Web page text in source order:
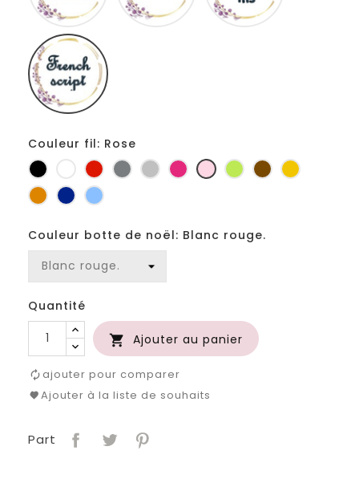
Couleur fil: Rose
Noir BlancRougeGris
foncé
Gris
clair
Fuchsia
RoseAnis MarronJaune
OrangeMarineBleu
Couleur botte de noël: Blanc rouge.
Quantité
 Ajouter au panier
ajouter pour comparer
Ajouter à la liste de souhaits
Part